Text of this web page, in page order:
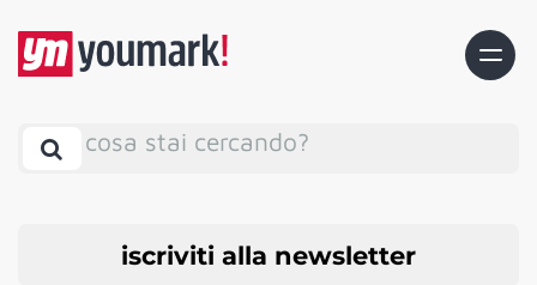
cosa stai cercando?
iscriviti alla newsletter